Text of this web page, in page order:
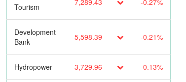
Tourism
7,289.43 -0.27%
Development
Bank
5,598.39 -0.21%
Hydropower 3,729.96 -0.13%